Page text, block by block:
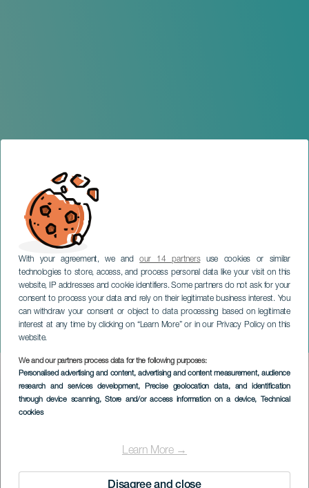
With your agreement, we andour 14 partnersuse cookies or similar
technologies to store, access, and process personal data like your visit on this
website, IP addresses and cookie identifiers. Some partners do not ask for your
consent to process your data and rely on their legitimate business interest. You
can withdraw your consent or object to data processing based on legitimate
interest at any time by clicking on “Learn More” or in our Privacy Policy on this
website.
We and our partners process data for the following purposes:
Personalised advertising and content, advertising and content measurement, audience
research and services development, Precise geolocation data, and identification
through device scanning, Store and/or access information on a device, Technical
cookies
Learn More →
Disagree and close
Tigaray en Pedro Guerra
in concert
TENERIFE
Imagen
Listado